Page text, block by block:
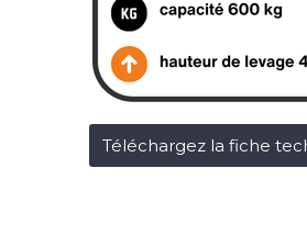
Téléchargez la fiche